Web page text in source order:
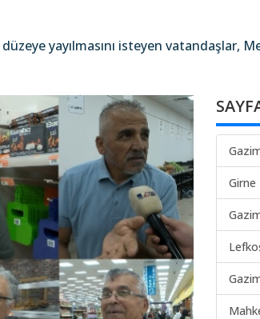
yayılmasını isteyen vatandaşlar,
Girne